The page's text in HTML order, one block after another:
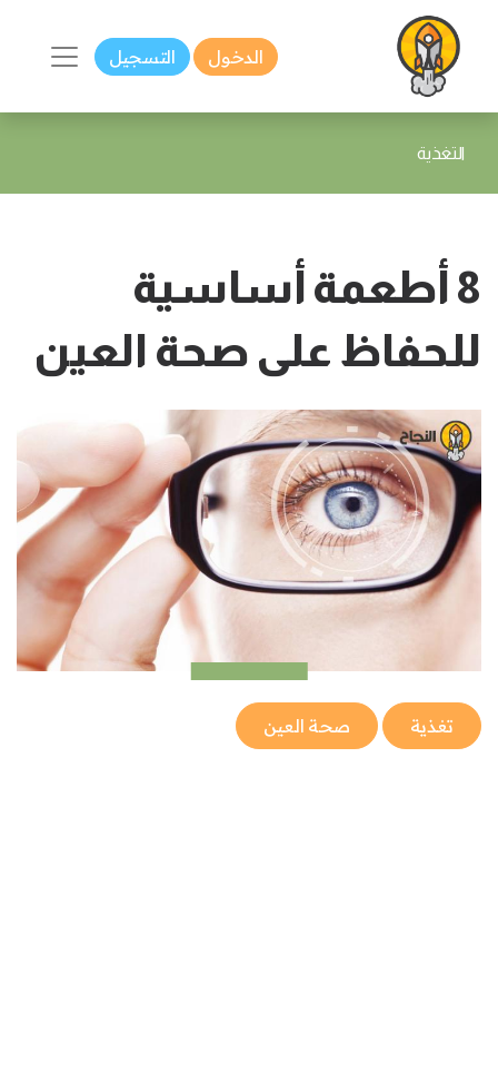
الدخول التسجيل
التغذية
8 أطعمة أساسية
للحفاظ على صحة العين
تغذية صحة العين